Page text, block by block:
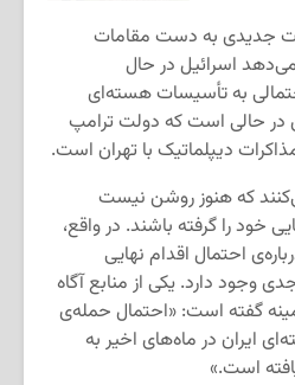
جدیدی به دست مقامات
اسرائیل در حال
به تأسیسات هسته‌ای
حالی است که دولت ترامپ
دیپلماتیک با تهران است.
که هنوز روشن نیست
خود را گرفته باشند. در واقع،
احتمال اقدام نهایی
وجود دارد. یکی از منابع آگاه
گفته است: «احتمال حمله‌ی
ایران در ماه‌های اخیر به
است.»